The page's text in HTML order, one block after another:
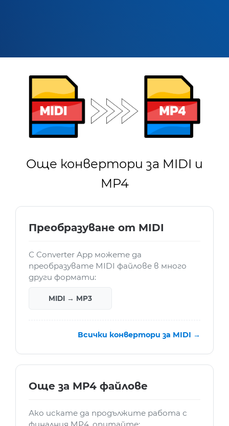
Още конвертори за MIDI и
MP4
Преобразуване от MIDI
С Converter App можете да
преобразувате MIDI файлове в много
други формати:
MIDI → MP3
Всички конвертори за MIDI →
Още за MP4 файлове
Ако искате да продължите работа с
финалния MP4, опитайте: